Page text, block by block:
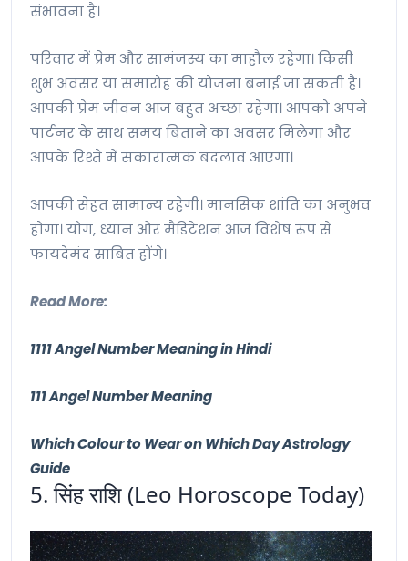
संभावना है।
परिवार में प्रेम और सामंजस्य का माहौल रहेगा। किसी
शुभ अवसर या समारोह की योजना बनाई जा सकती है।
आपकी प्रेम जीवन आज बहुत अच्छा रहेगा। आपको अपने
पार्टनर के साथ समय बिताने का अवसर मिलेगा और
आपके रिश्ते में सकारात्मक बदलाव आएगा।
आपकी सेहत सामान्य रहेगी। मानसिक शांति का अनुभव
होगा। योग, ध्यान और मैडिटेशन आज विशेष रूप से
फायदेमंद साबित होंगे।
Read More:
1111 Angel Number Meaning in Hindi
111 Angel Number Meaning
Which Colour to Wear on Which Day Astrology
Guide
5. सिंह राशि (Leo Horoscope Today)